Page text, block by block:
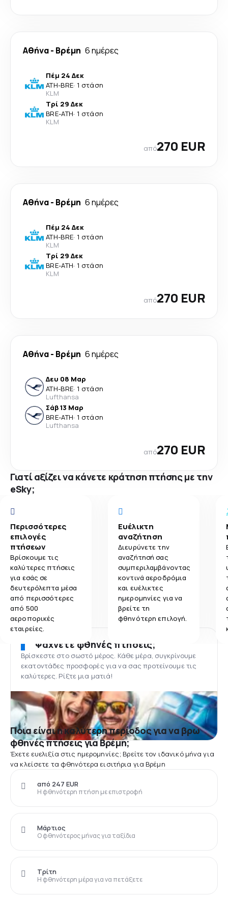
Αθήνα- Βρέμη 6 ημέρες
Πέμ 24 Δεκ
ATH-BRE· 1 στάση
KLM
Τρί 29 Δεκ
BRE-ATH· 1 στάση
KLM
από270 EUR
Αθήνα- Βρέμη 6 ημέρες
Πέμ 24 Δεκ
ATH-BRE· 1 στάση
KLM
Τρί 29 Δεκ
BRE-ATH· 1 στάση
KLM
από270 EUR
Αθήνα- Βρέμη 6 ημέρες
Δευ 08 Μαρ
ATH-BRE· 1 στάση
Lufthansa
Σάβ 13 Μαρ
BRE-ATH· 1 στάση
Lufthansa
από270 EUR
Γιατί αξίζει να κάνετε κράτηση πτήσης με την
eSky;
Περισσότερες
επιλογές
πτήσεων
Βρίσκουμε τις
καλύτερες πτήσεις
για εσάς σε
δευτερόλεπτα μέσα
από περισσότερες
από 500
αεροπορικές
εταιρείες.
Ευέλικτη
αναζήτηση
Διευρύνετε την
αναζήτησή σας
συμπεριλαμβάνοντας
κοντινά αεροδρόμια
και ευέλικτες
ημερομηνίες για να
βρείτε τη
φθηνότερη επιλογή.
Ψάχνετε φθηνές πτήσεις;
Βρίσκεστε στο σωστό μέρος. Κάθε μέρα, συγκρίνουμε
εκατοντάδες προσφορές για να σας προτείνουμε τις
καλύτερες. Ρίξτε μια ματιά!
Ποια είναι η καλύτερη περίοδος για να βρω
φθηνές πτήσεις για Βρέμη;
Έχετε ευελιξία στις ημερομηνίες; Βρείτε τον ιδανικό μήνα για
να κλείσετε τα φθηνότερα εισιτήρια για Βρέμη
Η φθηνότερη πτήση με επιστροφή
από 247 EUR
Ο φθηνότερος μήνας για ταξίδια
Μάρτιος
Η φθηνότερη μέρα για να πετάξετε
Τρίτη